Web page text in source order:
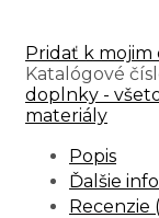
Pridať k
Katalógové
doplnky -
materiály
Popis
Ďalšie
Recenzie